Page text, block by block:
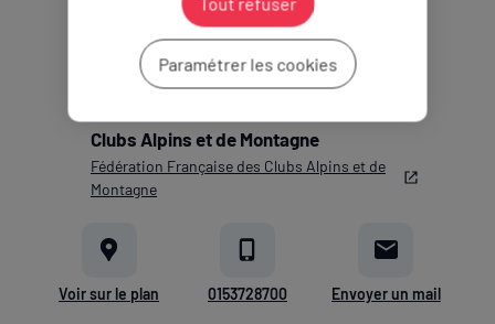
Clubs Alpins et de Montagne
Fédération Française des Clubs Alpins et de
Montagne
Membres associés
Voir sur le plan 0153728700 Envoyer un mail
Paramétrer les cookies